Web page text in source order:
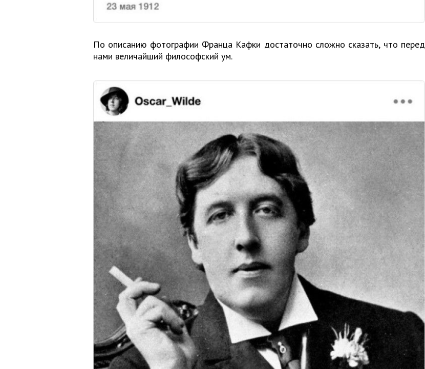
По описанию фотографии Франца Кафки достаточно сложно сказать, что перед
нами величайший философский ум.